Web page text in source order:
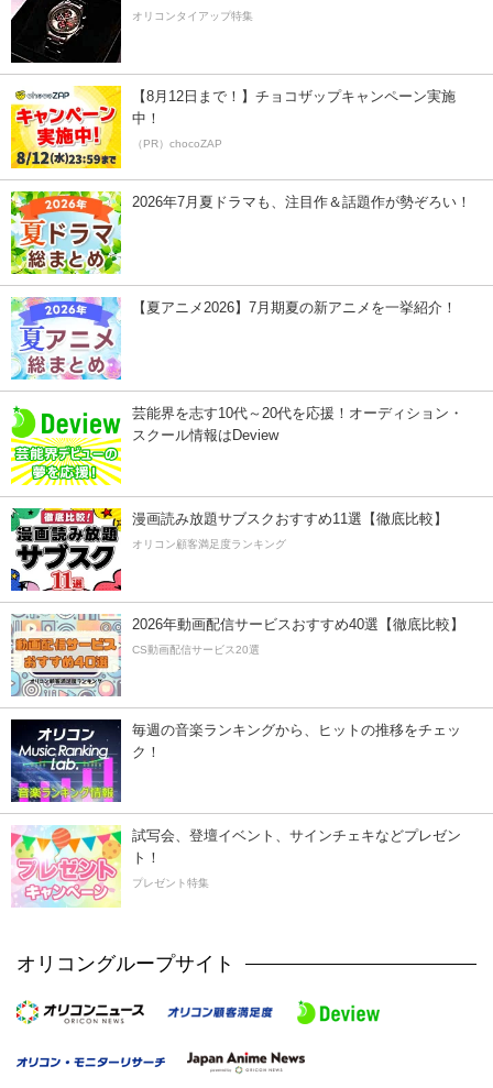
オリコンタイアップ特集
【8月12日まで！】チョコザップキャンペーン実施
中！
（PR）chocoZAP
2026年7月夏ドラマも、注目作＆話題作が勢ぞろい！
【夏アニメ2026】7月期夏の新アニメを一挙紹介！
芸能界を志す10代～20代を応援！オーディション・
スクール情報はDeview
漫画読み放題サブスクおすすめ11選【徹底比較】
オリコン顧客満足度ランキング
2026年動画配信サービスおすすめ40選【徹底比較】
CS動画配信サービス20選
毎週の音楽ランキングから、ヒットの推移をチェッ
ク！
試写会、登壇イベント、サインチェキなどプレゼン
ト！
プレゼント特集
オリコングループサイト